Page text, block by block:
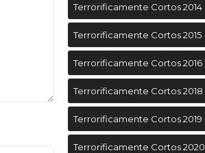
Terrorificamente Cortos 2014
Terrorificamente Cortos 2015
Terrorificamente Cortos 2016
Terrorificamente Cortos 2018
Terrorificamente Cortos 2019
Terrorificamente Cortos 2020